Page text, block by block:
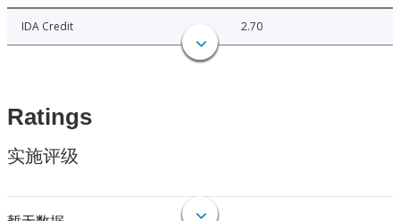
IDA Credit 2.70
Ratings
实施评级